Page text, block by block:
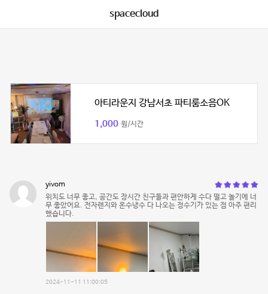
spacecloud
아티라운지 강남서초 파티룸소음OK
1,000 원/시간
yivom
위치도 너무 좋고, 공간도 장시간 친구들과 편안하게 수다 떨고 놀기에 너
무 좋았어요. 전자렌지와 온수냉수 다 나오는 정수기가 있는 점 아주 편리
했습니다.
2024-11-11 11:00:05